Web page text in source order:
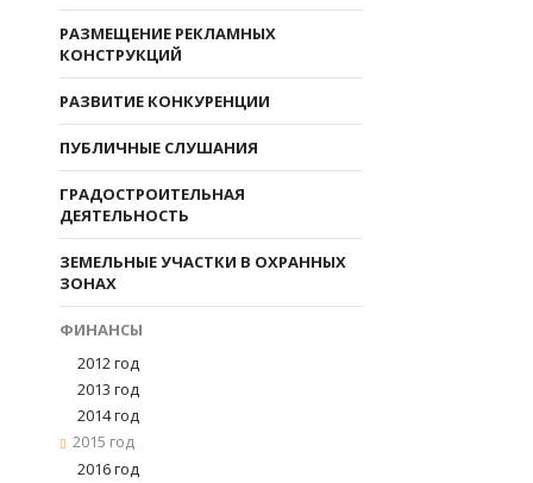
РАЗМЕЩЕНИЕ РЕКЛАМНЫХ
КОНСТРУКЦИЙ
РАЗВИТИЕ КОНКУРЕНЦИИ
ПУБЛИЧНЫЕ СЛУШАНИЯ
ГРАДОСТРОИТЕЛЬНАЯ
ДЕЯТЕЛЬНОСТЬ
ЗЕМЕЛЬНЫЕ УЧАСТКИ В ОХРАННЫХ
ЗОНАХ
ФИНАНСЫ
2012 год
2013 год
2014 год
2015 год
2016 год